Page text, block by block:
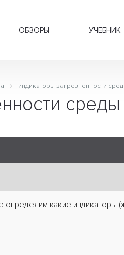
ОБЗОРЫ УЧЕБНИК
индикаторы загрезненности
среды
определим какие индикаторы